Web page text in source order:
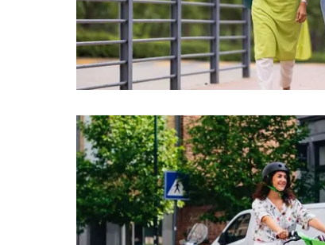
택
하
세
요.
린
를
닫
으
려
면
Esc
키